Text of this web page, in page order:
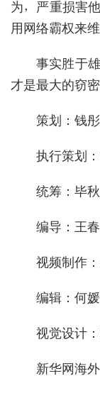
为，严重损害
用网络霸权来
事实胜于
才是最大的窃
策划：钱
执行策划
统筹：毕
编导：王
视频制作
编辑：何
视觉设计
新华网海